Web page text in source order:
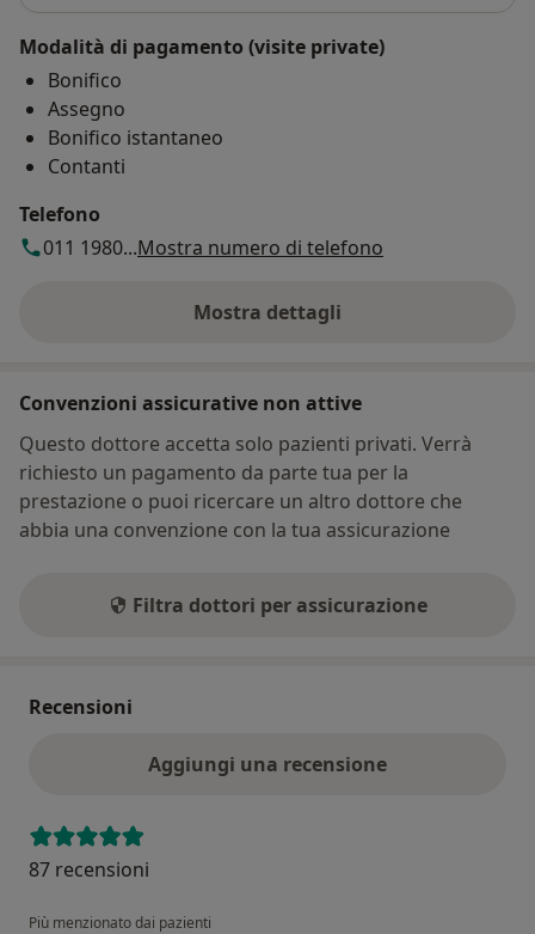
Modalità di pagamento (visite private)
Bonifico
Assegno
Bonifico istantaneo
Contanti
Telefono
011 1980...Mostra numero di telefono
Mostra dettagli
sull'indirizzo
Convenzioni assicurative non attive
Questo dottore accetta solo pazienti privati. Verrà
richiesto un pagamento da parte tua per la
prestazione o puoi ricercare un altro dottore che
abbia una convenzione con la tua assicurazione
Filtra dottori per assicurazione
Recensioni
Aggiungi una recensione
87 recensioni
Più menzionato dai pazienti